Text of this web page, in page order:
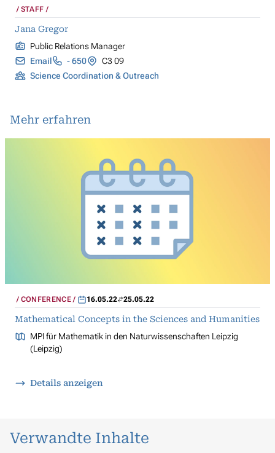
STAFF
Jana Gregor
Public Relations Manager
Email
- 650
C3 09
Science Coordination & Outreach
Mehr erfahren
CONFERENCE 16.05.22 25.05.22
Mathematical Concepts in the Sciences and Humanities
MPI für Mathematik in den Naturwissenschaften Leipzig
(Leipzig)
Details anzeigen
Verwandte Inhalte